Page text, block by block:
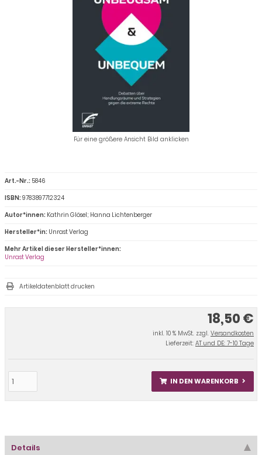
Für eine größere Ansicht Bild anklicken
18,50 €
inkl. 10 % MwSt. zzgl. Versandkosten
Lieferzeit: AT und DE: 7-10 Tage
IN DEN WARENKORB
Art.-Nr.: 5846
ISBN:9783897712324
Autor*innen: Kathrin Glösel; Hanna Lichtenberger
Hersteller*in: Unrast Verlag
Mehr Artikel dieser Hersteller*innen:
Unrast Verlag
Artikeldatenblatt drucken
Details